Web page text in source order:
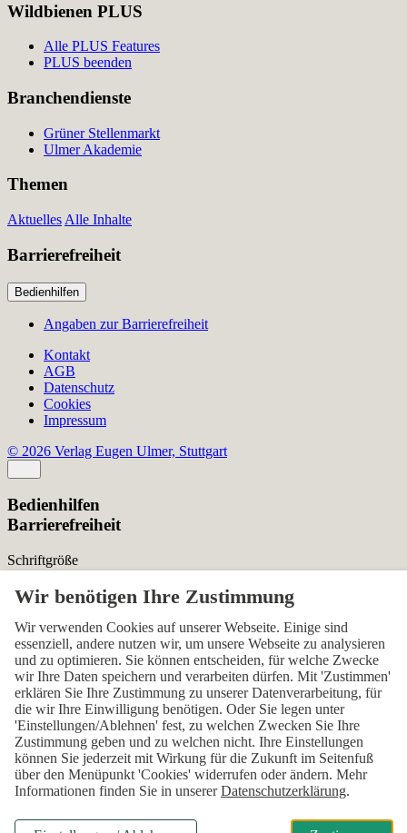
Wildbienen PLUS
Alle PLUS Features
PLUS beenden
Branchendienste
Grüner Stellenmarkt
Ulmer Akademie
Themen
Aktuelles Alle Inhalte
Barrierefreiheit
Bedienhilfen
Angaben zur Barrierefreiheit
Kontakt
AGB
Datenschutz
Cookies
Impressum
© 2026 Verlag Eugen Ulmer, Stuttgart
Bedienhilfen
Barrierefreiheit
Schriftgröße
Normal Zurücksetzen
Kontrast
Normal Hoch Normal
Menü sichtbar
Ja Nein Ja
Über den ersten Skip-Link der Seite „Barrierefreiheits-
Einstellungen“ können Sie das Menü jederzeit wieder einblenden.
Einstellungen
Wir verwenden Cookies auf unserer Webseite. Einige sind
essenziell, andere nutzen wir, um unsere Webseite zu analysieren
und zu optimieren. Sie können entscheiden, für welche Zwecke
wir Ihre Daten speichern und verarbeiten dürfen. Mit 'Zustimmen'
erklären Sie Ihre Zustimmung zu unserer Datenverarbeitung, für
die wir Ihre Einwilligung benötigen. Oder Sie legen unter
'Einstellungen/Ablehnen' fest, zu welchen Zwecken Sie Ihre
Zustimmung geben und zu welchen nicht. Ihre Einstellungen
können Sie jederzeit mit Wirkung für die Zukunft im Seitenfuß
über den Menüpunkt 'Cookies' widerrufen oder ändern. Mehr
Informationen finden Sie in unsererDatenschutzerklärung.